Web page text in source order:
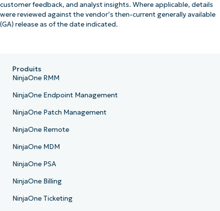
customer feedback, and analyst insights. Where applicable, details
were reviewed against the vendor’s then-current generally available
(GA) release as of the date indicated.
Produits
NinjaOne RMM
NinjaOne Endpoint Management
NinjaOne Patch Management
NinjaOne Remote
NinjaOne MDM
NinjaOne PSA
NinjaOne Billing
NinjaOne Ticketing